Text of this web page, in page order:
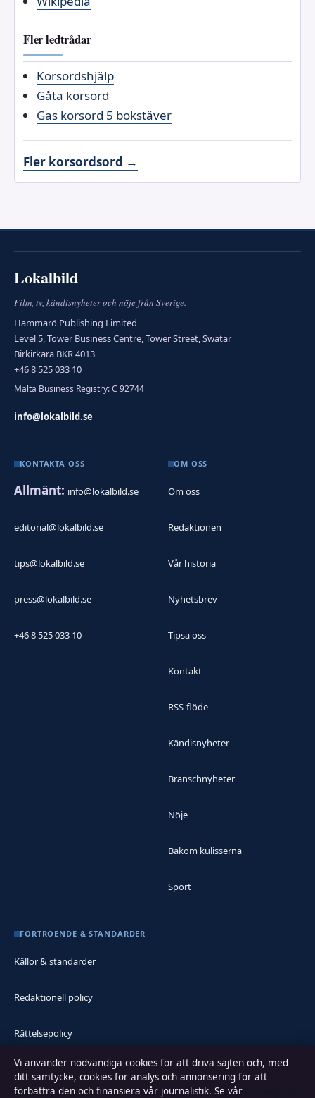
Fler ledtrådar
Korsordshjälp
Gåta korsord
Gas korsord 5 bokstäver
Fler korsordsord →
Lokalbild
Film, tv, kändisnyheter och nöje från Sverige.
Hammarö Publishing Limited
Level 5, Tower Business Centre, Tower Street, Swatar
Birkirkara BKR 4013
+46 8 525 033 10
Malta Business Registry: C 92744
info@lokalbild.se
KONTAKTA OSS
Allmänt: info@lokalbild.se
editorial@lokalbild.se
tips@lokalbild.se
press@lokalbild.se
+46 8 525 033 10
OM OSS
Om oss
Redaktionen
Vår historia
Nyhetsbrev
Tipsa oss
Kontakt
RSS-flöde
Kändisnyheter
Branschnyheter
Nöje
Bakom kulisserna
Sport
FÖRTROENDE & STANDARDER
Källor & standarder
Redaktionell policy
Rättelsepolicy
Faktagranskningspolicy
Vi använder nödvändiga cookies för att driva sajten och, med
ditt samtycke, cookies för analys och annonsering för att
förbättra den och finansiera vår journalistik. Se vår